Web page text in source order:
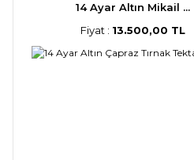
14 Ayar Altın Mikail ...
Fiyat : 13.500,00 TL